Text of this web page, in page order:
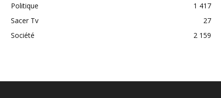
Politique
1 417
Sacer Tv
27
Société
2 159